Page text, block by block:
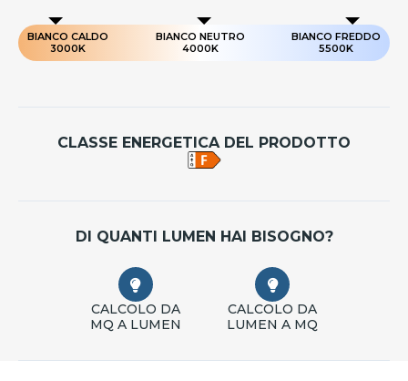
BIANCO CALDO
3000K
BIANCO NEUTRO
4000K
BIANCO FREDDO
5500K
CLASSE ENERGETICA DEL PRODOTTO
DI QUANTI LUMEN HAI BISOGNO?
CALCOLO DA
MQ A LUMEN
CALCOLO DA
LUMEN A MQ